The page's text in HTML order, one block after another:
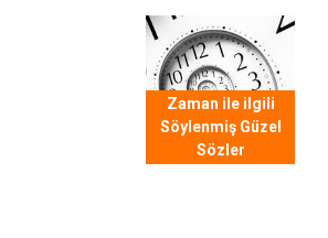
Zaman ile ilgili
Söylenmiş Güzel
Sözler